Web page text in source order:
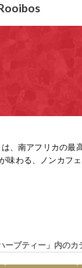
、南アフリカの最
味わる、ノンカフェ
ーブティー」内のカ